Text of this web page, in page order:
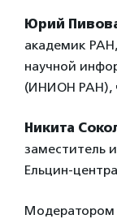
Юрий
академик
научной
(ИНИОН РАН),
Никита
заместитель
Ельцин-
Модератором